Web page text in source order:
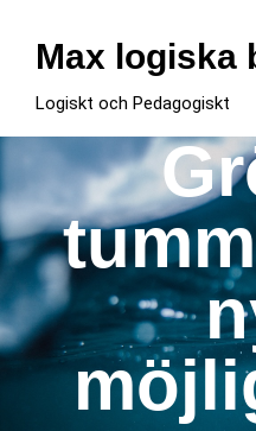
innehållMax logiska
Logiskt och Pedagogiskt